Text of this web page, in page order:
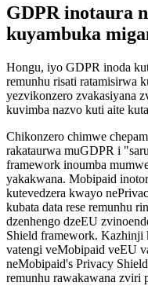
GDPR inotaura
kuyambuka
Hongu, iyo GDPR inoda
remunhu risati ratamisirwa
yezvikonzero zvakasiyana
kuvimba nazvo kuti aite
Chikonzero chimwe
rakataurwa muGDPR i
framework inoumba
yakakwana. Mobipaid
kutevedzera kwayo
kubata data rese remunhu
dzenhengo dzeEU
Shield framework. Kazhinji
vatengi veMobipaid veEU
neMobipaid's Privacy
remunhu rawakawana zviri